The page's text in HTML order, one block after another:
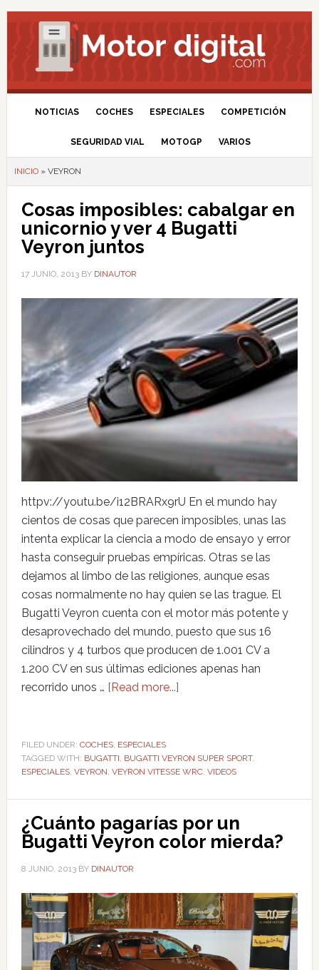
NOTICIAS COCHES ESPECIALES COMPETICIÓN
SEGURIDAD VIAL MOTOGP VARIOS
INICIO» VEYRON
Cosas imposibles: cabalgar en
unicornio y ver 4 Bugatti
Veyron juntos
17 JUNIO, 2013BY DINAUTOR
httpv://youtu.be/i12BRARx9rU En el mundo hay
cientos de cosas que parecen imposibles, unas las
intenta explicar la ciencia a modo de ensayo y error
hasta conseguir pruebas empíricas. Otras se las
dejamos al limbo de las religiones, aunque esas
cosas normalmente no hay quien se las trague. El
Bugatti Veyron cuenta con el motor más potente y
desaprovechado del mundo, puesto que sus 16
cilindros y 4 turbos que producen de 1.001 CV a
1.200 CV en sus últimas ediciones apenas han
recorrido unos … [Read more...]
FILED UNDER: COCHES, ESPECIALES
TAGGED WITH: BUGATTI, BUGATTI VEYRON SUPER SPORT,
ESPECIALES, VEYRON, VEYRON VITESSE WRC, VIDEOS
¿Cuánto pagarías por un
Bugatti Veyron color mierda?
8 JUNIO, 2013BY DINAUTOR